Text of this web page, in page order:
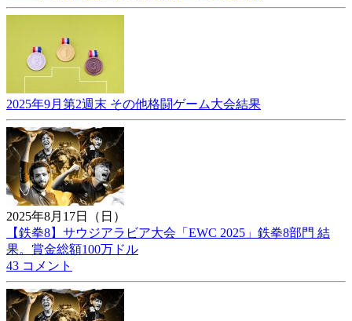
2025年9月第2週末 その他格闘ゲーム大会結果
2025年8月17日（日）
【鉄拳8】サウジアラビア大会「EWC 2025」鉄拳8部門 結
果。賞金総額100万ドル
43 コメント